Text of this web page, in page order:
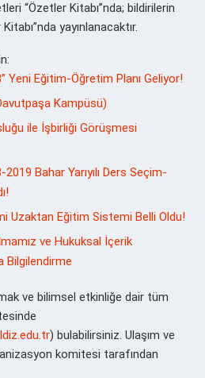
“Özetler Kitabı”nda; bildirilerin
yayınlanacaktır.
Yeni Eğitim-Öğretim Planı Geliyor!
Kampüsü)
ile İşbirliği Görüşmesi
Bahar Yarıyılı Ders Seçim-
Uzaktan Eğitim Sistemi Belli Oldu!
ve Hukuksal İçerik
Bilgilendirme
ve bilimsel etkinliğe dair tüm
) bulabilirsiniz. Ulaşım ve
komitesi tarafından